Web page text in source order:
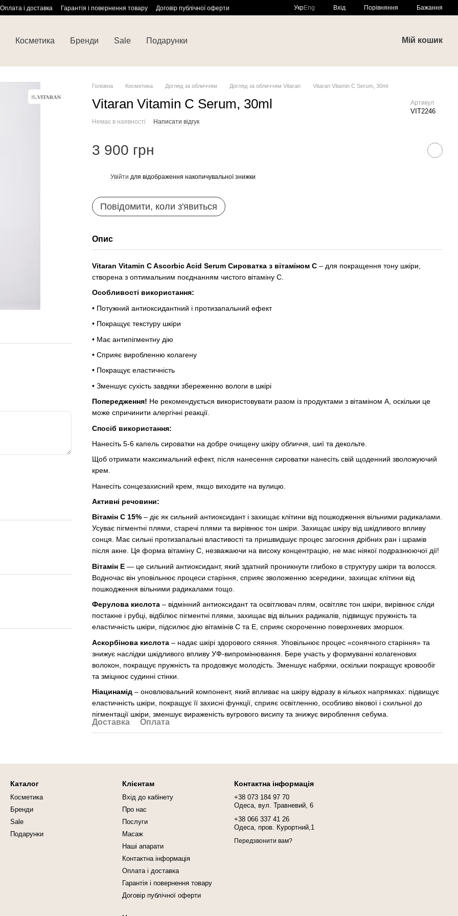
Оплата і доставка Гарантія і повернення товару Договір публічної оферти УкрEng Вхід Порівняння Бажання
Косметика Бренди Sale Подарунки Мій кошик
Головна Косметика Догляд за обличчям Догляд за обличчям Vitaran Vitaran Vitamin C Serum, 30ml
Vitaran Vitamin C Serum, 30ml Артикул
VIT2246
Немає в наявності Написати відгук
3 900 грн
Увійти для відображення накопичувальної знижки
Повідомити, коли з'явиться
Опис
Vitaran Vitamin C Ascorbic Acid Serum Сироватка з вітаміном C– для покращення тону шкіри,
створена з оптимальним поєднанням чистого вітаміну С.
Особливості використання:
• Потужний антиоксидантний і протизапальний ефект
• Покращує текстуру шкіри
• Має антипігментну дію
• Сприяє виробленню колагену
• Покращує еластичність
• Зменшує сухість завдяки збереженню вологи в шкірі
Попередження! Не рекомендується використовувати разом із продуктами з вітаміном А, оскільки це
може спричинити алергічні реакції.
Спосіб використання:
Нанесіть 5-6 капель сироватки на добре очищену шкіру обличчя, шиї та декольте.
Щоб отримати максимальний ефект, після нанесення сироватки нанесіть свій щоденний зволожуючий
крем.
Нанесіть сонцезахисний крем, якщо виходите на вулицю.
Активні речовини:
Вітамін С 15%– діє як сильний антиоксидант і захищає клітини від пошкодження вільними радикалами.
Усуває пігментні плями, старечі плями та вирівнює тон шкіри. Захищає шкіру від шкідливого впливу
сонця. Має сильні протизапальні властивості та пришвидшує процес загоєння дрібних ран і шрамів
після акне. Ця форма вітаміну С, незважаючи на високу концентрацію, не має ніякої подразнюючої ​​дії!
Вітамін Е— це сильний антиоксидант, який здатний проникнути глибоко в структуру шкіри та волосся.
Водночас він уповільнює процеси старіння, сприяє зволоженню зсередини, захищає клітини від
пошкодження вільними радикалами тощо.
Ферулова кислота – відмінний антиоксидант та освітлювач плям, освітляє тон шкіри, вирівнює сліди
постакне і рубці, відбілює пігментні плями, захищає від вільних радикалів, підвищує пружність та
еластичність шкіри, підсилює дію вітамінів C та E, сприяє скороченню поверхневих зморшок.
Аскорбінова кислота– надає шкірі здорового сяяння. Уповільнює процес «сонячного старіння» та
знижує наслідки шкідливого впливу УФ-випромінювання. Бере участь у формуванні колагенових
волокон, покращує пружність та продовжує молодість. Зменшує набряки, оскільки покращує кровообіг
та зміцнює судинні стінки.
Ніацинамід – оновлювальний компонент, який впливає на шкіру відразу в кількох напрямках: підвищує
еластичність шкіри, покращує її захисні функції, сприяє освітленню, особливо вікової і схильної до
пігментації шкіри, зменшує вираженість вугрового висипу та знижує вироблення себума.
Доставка Оплата
Каталог
Косметика
Бренди
Sale
Подарунки
Клієнтам
Вхід до кабінету
Про нас
Послуги
Масаж
Наші апарати
Контактна інформація
Оплата і доставка
Гарантія і повернення товару
Договір публічної оферти
Контактна інформація
+38 073 184 97 70
Одеса, вул. Травневий, 6
+38 066 337 41 26
Одеса, пров. Курортний,1
Передзвонити вам?